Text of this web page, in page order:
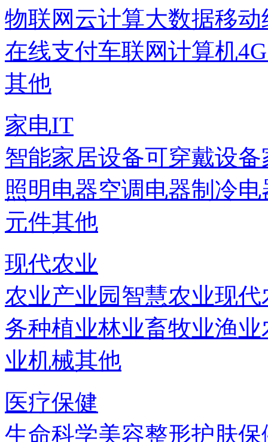
物联网 云计算大数据移动
在线支付车联网计算机
其他
家电IT
智能家居设备可穿戴设备
照明电器空调电器制冷电
元件其他
现代农业
农业产业园智慧农业现代
务种植业林业畜牧业渔业
业机械其他
医疗保健
生命科学美容整形护肤保